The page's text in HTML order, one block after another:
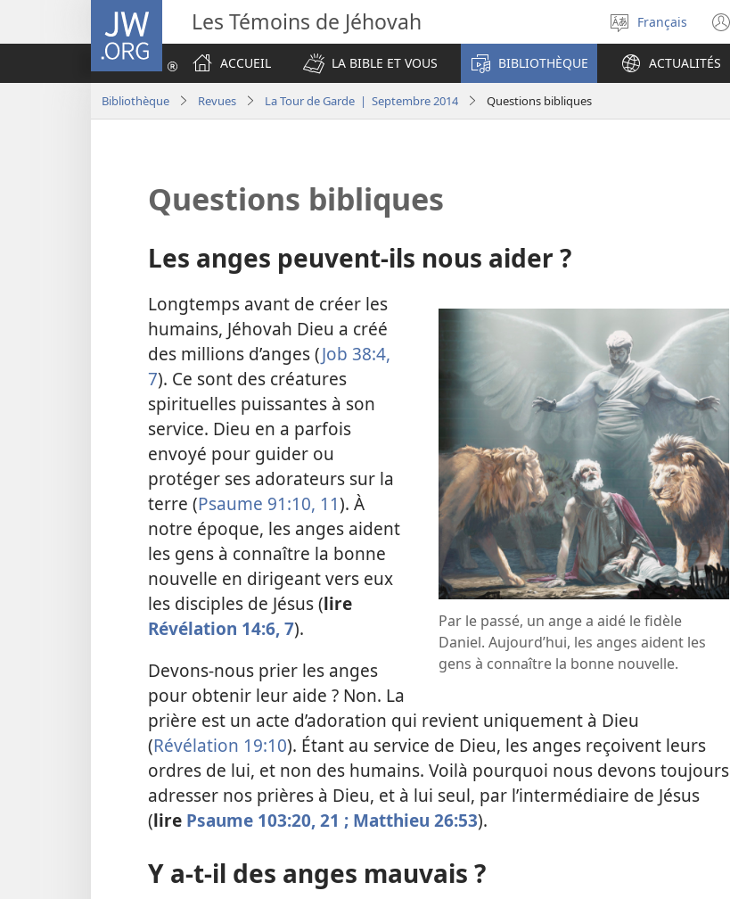
JW.ORG Les Témoins de Jéhovah
Sélectionner
la
langue
Français
ACCUEIL
LA BIBLE ET VOUS BIBLIOTHÈQUE ACTUALITÉS
Bibliothèque Revues La Tour de Garde | Septembre 2014 Questions bibliques
Questions bibliques
Les anges peuvent-ils nous aider ?
Par le passé, un ange a aidé le fidèle
Daniel. Aujourd’hui, les anges aident les
gens à connaître la bonne nouvelle.
Longtemps avant de créer les
humains, Jéhovah Dieu a créé
des millions d’anges (Job 38:4,
7). Ce sont des créatures
spirituelles puissantes à son
service. Dieu en a parfois
envoyé pour guider ou
protéger ses adorateurs sur la
terre (Psaume 91:10, 11). À
notre époque, les anges aident
les gens à connaître la bonne
nouvelle en dirigeant vers eux
les disciples de Jésus (lire
Révélation 14:6, 7).
Devons-nous prier les anges
pour obtenir leur aide ? Non. La
prière est un acte d’adoration qui revient uniquement à Dieu
(Révélation 19:10). Étant au service de Dieu, les anges reçoivent leurs
ordres de lui, et non des humains. Voilà pourquoi nous devons toujours
adresser nos prières à Dieu, et à lui seul, par l’intermédiaire de Jésus
(lire Psaume 103:20, 21 ; Matthieu 26:53).
Y a-t-il des anges mauvais ?